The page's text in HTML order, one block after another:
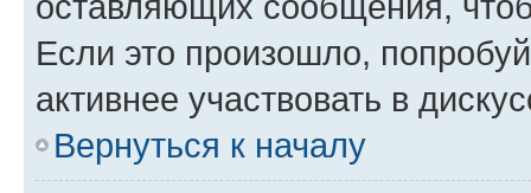
Если это произошло,
активнее участвовать в
Вернуться к началу